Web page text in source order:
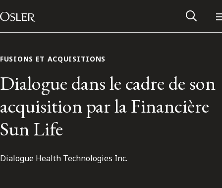
Passer au contenu
Main Navigation
FUSIONS ET ACQUISITIONS
Dialogue dans le cadre de son
acquisition par la Financière
Sun Life
Dialogue Health Technologies Inc.